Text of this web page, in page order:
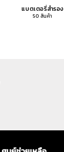
แบตเตอรี่สำรอง
50 สินค้า